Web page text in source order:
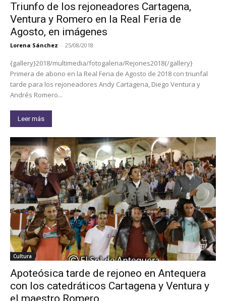
Triunfo de los rejoneadores Cartagena,
Ventura y Romero en la Real Feria de
Agosto, en imágenes
Lorena Sánchez - 25/08/2018
{gallery}2018/multimedia/fotogaleria/Rejones2018{/gallery}
Primera de abono en la Real Feria de Agosto de 2018 con triunfal
tarde para los rejoneadores Andy Cartagena, Diego Ventura y
Andrés Romero...
Leer más
Cultura
Apoteósica tarde de rejoneo en Antequera
con los catedráticos Cartagena y Ventura y
el maestro Romero